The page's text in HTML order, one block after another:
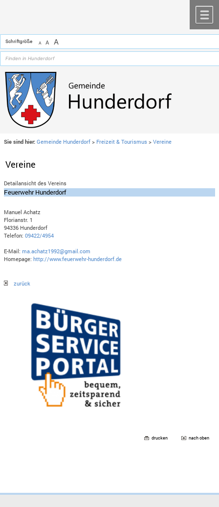
Schriftgröße A A A
Sie sind hier: Gemeinde Hunderdorf > Freizeit & Tourismus >Vereine
Vereine
Detailansicht des Vereins
Feuerwehr Hunderdorf
Manuel Achatz
Florianstr. 1
94336 Hunderdorf
Telefon:09422/4954
E-Mail:ma.achatz1992@gmail.com
Homepage:http://www.feuerwehr-hunderdorf.de
zurück
drucken nach oben